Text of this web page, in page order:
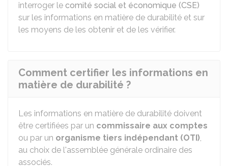
interroger le comité social et économique (CSE)
sur les informations en matière de durabilité et sur
les moyens de les obtenir et de les vérifier.
Comment certifier les informations en
matière de durabilité ?
Les informations en matière de durabilité doivent
être certifiées par un commissaire aux comptes
ou par un organisme tiers indépendant (OTI),
au choix de l'assemblée générale ordinaire des
associés.